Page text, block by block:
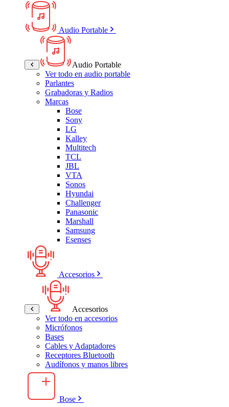
Audio Portable
Audio Portable
Ver todo en audio portable
Parlantes
Grabadoras y Radios
Marcas
Bose
Sony
LG
Kalley
Multitech
TCL
JBL
VTA
Sonos
Hyundai
Challenger
Panasonic
Marshall
Samsung
Esenses
Accesorios
Accesorios
Ver todo en accesorios
Micrófonos
Bases
Cables y Adaptadores
Receptores Bluetooth
Audífonos y manos libres
Bose